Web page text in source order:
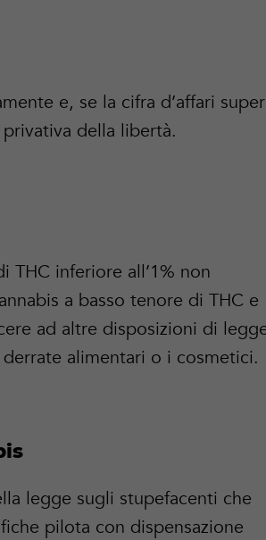
e, se la cifra d’affari
della libertà.
inferiore all’1% non
a basso tenore di THC e
ad altre disposizioni di
alimentari o i cosmetici.
legge sugli stupefacenti che
pilota con dispensazione